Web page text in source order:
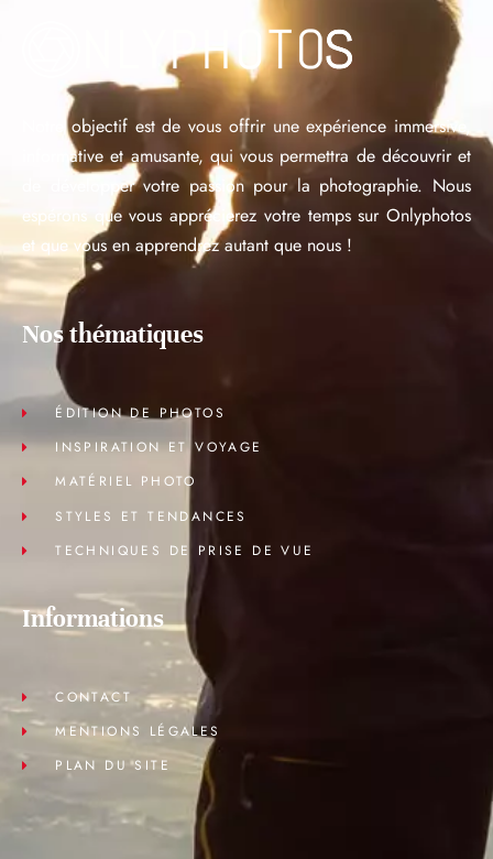
Notre objectif est de vous offrir une expérience immersive,
informative et amusante, qui vous permettra de découvrir et
de développer votre passion pour la photographie. Nous
espérons que vous apprécierez votre temps sur Onlyphotos
et que vous en apprendrez autant que nous !
Nos thématiques
ÉDITION DE PHOTOS
INSPIRATION ET VOYAGE
MATÉRIEL PHOTO
STYLES ET TENDANCES
TECHNIQUES DE PRISE DE VUE
Informations
CONTACT
MENTIONS LÉGALES
PLAN DU SITE